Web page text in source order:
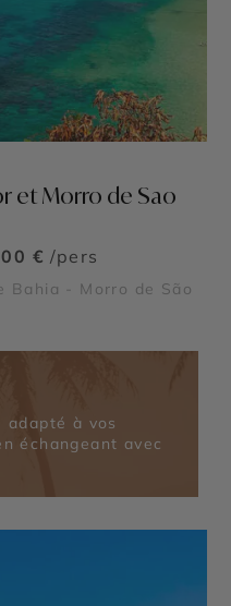
et Morro de Sao
€ /pers
Bahia - Morro de São
à vos
échangeant avec